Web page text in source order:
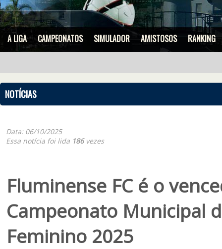
A LIGA CAMPEONATOS SIMULADOR AMISTOSOS RANKING
NOTÍCIAS
Data: 06/10/2025
Essa notícia foi lida 186vezes
Fluminense FC é o
Campeonato Municipal
Feminino 2025